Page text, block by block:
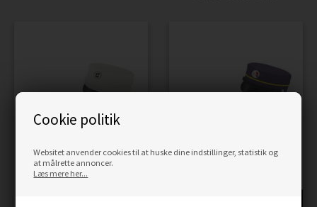
Cookie politik
Websitet anvender cookies til at huske dine indstillinger, statistik og
at målrette annoncer.
Læs mere her...